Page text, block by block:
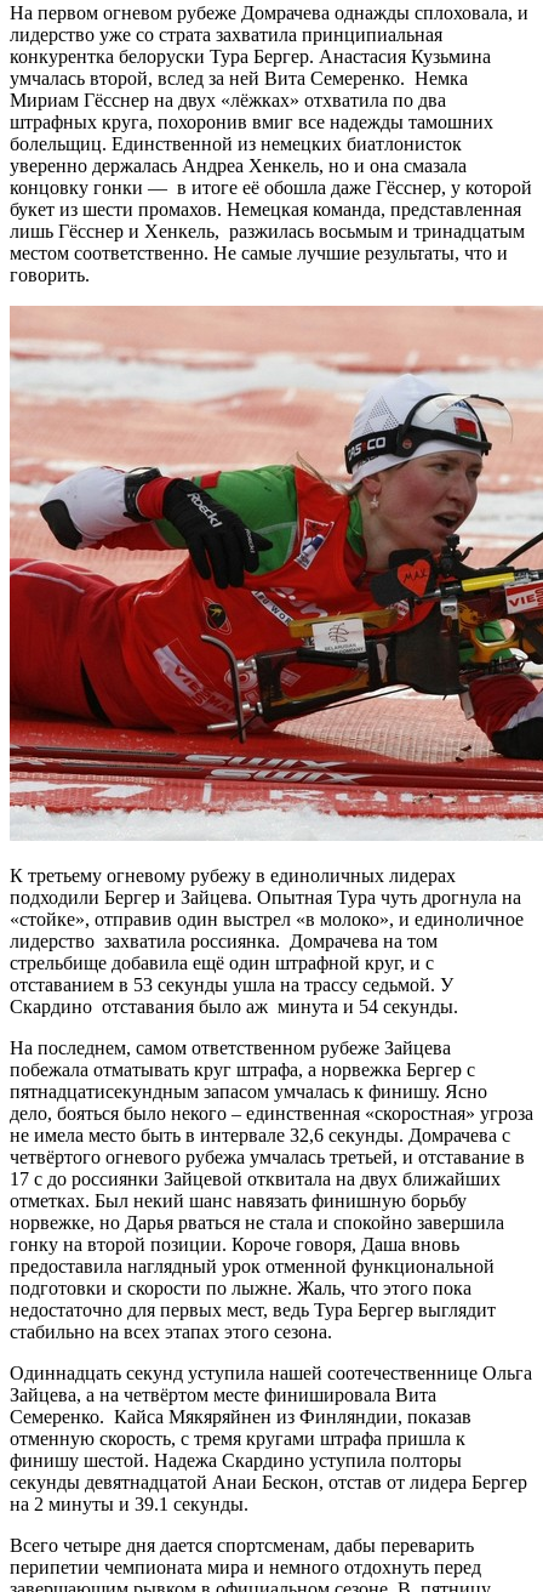
На первом огневом рубеже Домрачева однажды сплоховала, и
лидерство уже со страта захватила принципиальная
конкурентка белоруски Тура Бергер. Анастасия Кузьмина
умчалась второй, вслед за ней Вита Семеренко. Немка
Мириам Гёсснер на двух «лёжках» отхватила по два
штрафных круга, похоронив вмиг все надежды тамошних
болельщиц. Единственной из немецких биатлонисток
уверенно держалась Андреа Хенкель, но и она смазала
концовку гонки — в итоге её обошла даже Гёсснер, у которой
букет из шести промахов. Немецкая команда, представленная
лишь Гёсснер и Хенкель, разжилась восьмым и тринадцатым
местом соответственно. Не самые лучшие результаты, что и
говорить.
К третьему огневому рубежу в единоличных лидерах
подходили Бергер и Зайцева. Опытная Тура чуть дрогнула на
«стойке», отправив один выстрел «в молоко», и единоличное
лидерство захватила россиянка. Домрачева на том
стрельбище добавила ещё один штрафной круг, и с
отставанием в 53 секунды ушла на трассу седьмой. У
Скардино отставания было аж минута и 54 секунды.
На последнем, самом ответственном рубеже Зайцева
побежала отматывать круг штрафа, а норвежка Бергер с
пятнадцатисекундным запасом умчалась к финишу. Ясно
дело, бояться было некого – единственная «скоростная» угроза
не имела место быть в интервале 32,6 секунды. Домрачева с
четвёртого огневого рубежа умчалась третьей, и отставание в
17 с до россиянки Зайцевой отквитала на двух ближайших
отметках. Был некий шанс навязать финишную борьбу
норвежке, но Дарья рваться не стала и спокойно завершила
гонку на второй позиции. Короче говоря, Даша вновь
предоставила наглядный урок отменной функциональной
подготовки и скорости по лыжне. Жаль, что этого пока
недостаточно для первых мест, ведь Тура Бергер выглядит
стабильно на всех этапах этого сезона.
Одиннадцать секунд уступила нашей соотечественнице Ольга
Зайцева, а на четвёртом месте финишировала Вита
Семеренко. Кайса Мякяряйнен из Финляндии, показав
отменную скорость, с тремя кругами штрафа пришла к
финишу шестой. Надежа Скардино уступила полторы
секунды девятнадцатой Анаи Бескон, отстав от лидера Бергер
на 2 минуты и 39.1 секунды.
Всего четыре дня дается спортсменам, дабы переварить
перипетии чемпионата мира и немного отдохнуть перед